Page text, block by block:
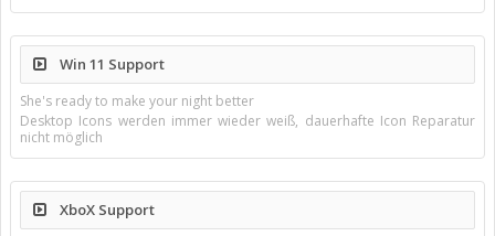
Win 11 Support
She's ready to make your night better
Desktop Icons werden immer wieder weiß, dauerhafte Icon Reparatur
nicht möglich
XboX Support